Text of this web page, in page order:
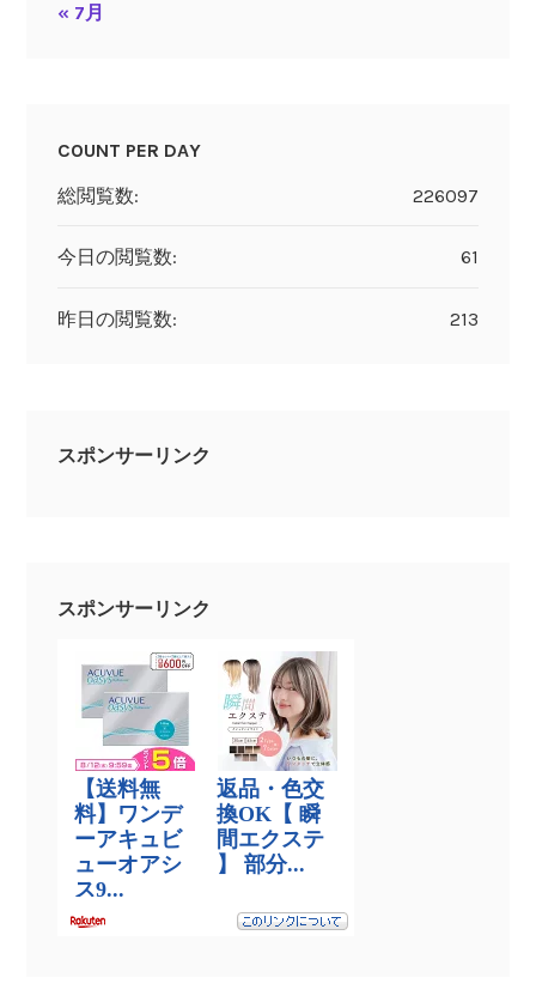
« 7月
COUNT PER DAY
226097
総閲覧数:
61
今日の閲覧数:
213
昨日の閲覧数:
スポンサーリンク
スポンサーリンク